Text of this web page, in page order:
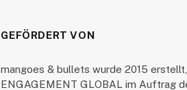
GEFÖRDERT VON
mangoes & bullets wurde 2015
ENGAGEMENT GLOBAL im Auftrag